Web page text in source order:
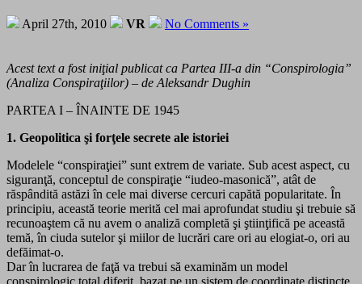
April 27th, 2010 VR No Comments »
Acest text a fost iniţial publicat ca Partea III-a din “Conspirologia”
(Analiza Conspiraţiilor) – de Aleksandr Dughin
PARTEA I – ÎNAINTE DE 1945
1. Geopolitica şi forţele secrete ale istoriei
Modelele “conspiraţiei” sunt extrem de variate. Sub acest aspect, cu
siguranţă, conceptul de conspiraţie “iudeo-masonică”, atât de
răspândită astăzi în cele mai diverse cercuri capătă popularitate. În
principiu, această teorie merită cel mai aprofundat studiu şi trebuie să
recunoaştem că nu avem o analiză completă şi ştiinţifică pe această
temă, în ciuda sutelor şi miilor de lucrări care ori au elogiat-o, ori au
defăimat-o.
Dar în lucrarea de faţă va trebui să examinăm un model